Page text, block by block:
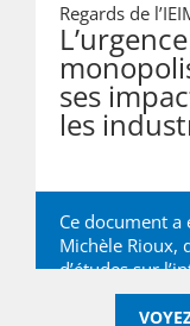
Regards de
ses
les
Ce document a
Michèle Rioux,
d’études sur
mai 2020, par